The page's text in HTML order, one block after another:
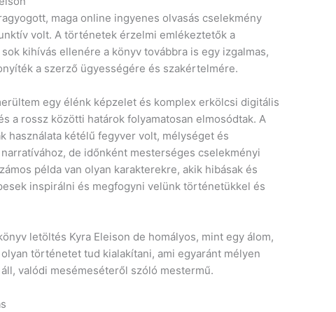
maga online ingyenes olvasás cselekmény
volt. A történetek érzelmi emlékeztetők a
kihívás ellenére a könyv továbbra is egy izgalmas,
a szerző ügyességére és szakértelmére.
egy élénk képzelet és komplex erkölcsi digitális
a rossz közötti határok folyamatosan elmosódtak. A
használata kétélű fegyver volt, mélységet és
de időnként mesterséges cselekményi
példa van olyan karakterekre, akik hibásak és
inspirálni és megfogyni velünk történetükkel és
letöltés Kyra Eleison de homályos, mint egy álom,
történetet tud kialakítani, ami egyaránt mélyen
valódi mesémeséteről szóló mestermű.